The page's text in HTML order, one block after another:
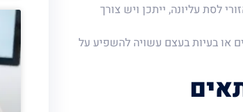
לסת עליונה, ייתכן ויש צורך
או בעיות בעצם עשויה להשפיע על